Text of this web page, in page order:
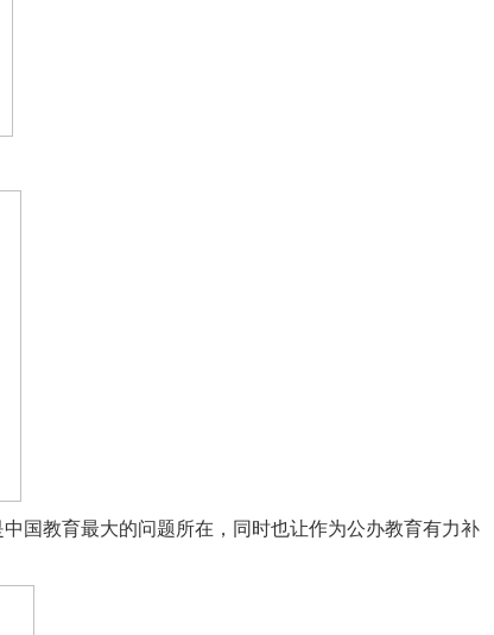
国教育最大的问题所在，同时也让作为公办教育有力补